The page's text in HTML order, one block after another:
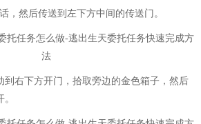
，然后传送到左下方中间的传送门。
到右下方开门，拾取旁边的金色箱子，然后